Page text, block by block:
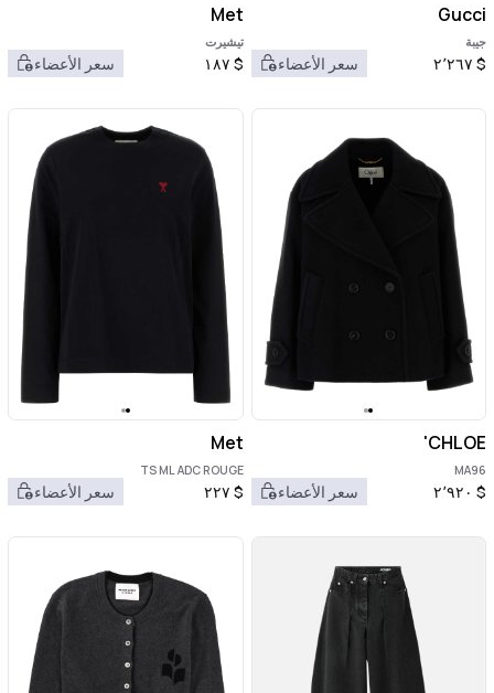
Gucci
جيبة
$ ٢٬٢٦٧ سعر الأعضاء
Met
تيشيرت
$ ١٨٧ سعر الأعضاء
CHLOE'
MA96
$ ٢٬٩٢٠ سعر الأعضاء
Met
TS ML ADC ROUGE
$ ٢٢٧ سعر الأعضاء